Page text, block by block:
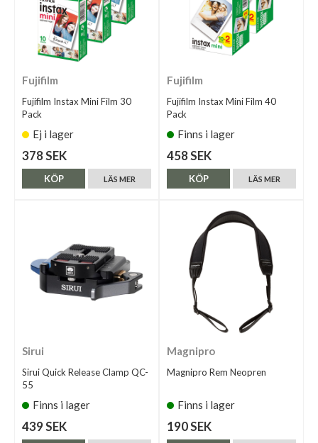
Fujifilm
Fujifilm Instax Mini Film 30
Pack
Ej i lager
378 SEK
LÄS MER
KÖP
Fujifilm
Fujifilm Instax Mini Film 40
Pack
Finns i lager
458 SEK
LÄS MER
KÖP
Sirui
Sirui Quick Release Clamp QC-
55
Finns i lager
439 SEK
Magnipro
Magnipro Rem Neopren
Finns i lager
190 SEK